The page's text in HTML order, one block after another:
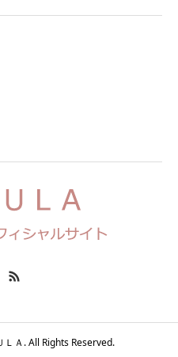
Ａ. All Rights Reserved.